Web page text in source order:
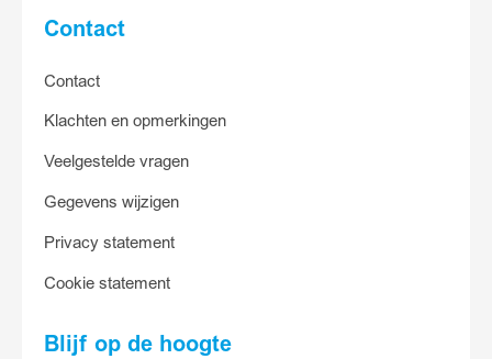
Contact
Contact
Klachten en opmerkingen
Veelgestelde vragen
Gegevens wijzigen
Privacy statement
Cookie statement
Blijf op de hoogte